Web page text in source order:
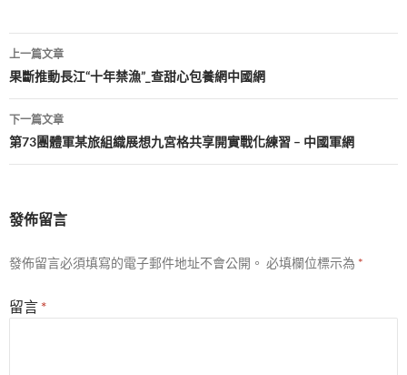
文
章
導
覽
上一篇文章
果斷推動長江“十年禁漁”_查甜心包養網中國網
下一篇文章
第73團體軍某旅組織展想九宮格共享開實戰化練習 – 中國軍網
發佈留言
發佈留言必須填寫的電子郵件地址不會公開。 必填欄位標示為 *
留言 *